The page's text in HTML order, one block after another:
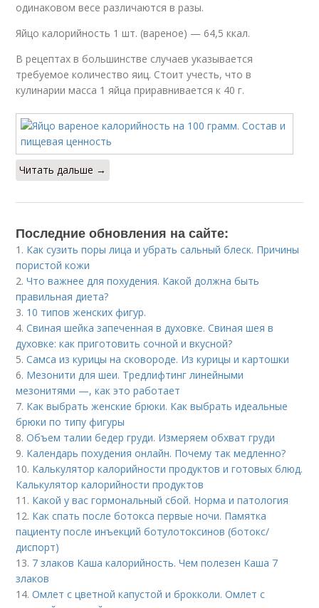
одинаковом весе различаются в разы.
Яйцо калорийность 1 шт. (вареное) — 64,5 ккал.
В рецептах в большинстве случаев указывается
требуемое количество яиц. Стоит учесть, что в
кулинарии масса 1 яйца приравнивается к 40 г.
Читать дальше →
Последние обновления на сайте:
1. Как сузить поры лица и убрать сальный блеск. Причины
пористой кожи
2.Что важнее для похудения. Какой должна быть
правильная диета?
3. 10 типов женских фигур.
4.Свиная шейка запеченная в духовке. Свиная шея в
духовке: как приготовить сочной и вкусной?
5.Самса из курицы на сковороде. Из курицы и картошки
6. Мезонити для шеи. Тредлифтинг линейными
мезонитями —, как это работает
7. Как выбрать женские брюки. Как выбрать идеальные
брюки по типу фигуры
8.Объем талии бедер груди. Измеряем обхват груди
9. Календарь похудения онлайн. Почему так медленно?
10. Калькулятор калорийности продуктов и готовых блюд.
Калькулятор калорийности продуктов
11. Какой у вас гормональный сбой. Норма и патология
12. Как спать после ботокса первые ночи. Памятка
пациенту после инъекций ботулотоксинов (ботокс/
диспорт)
13. 7 злаков Каша калорийность. Чем полезен Каша 7
злаков
14.Омлет с цветной капустой и брокколи. Омлет с